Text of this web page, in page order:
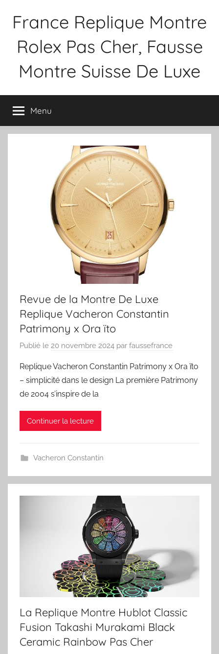
France Replique Montre
Rolex Pas Cher, Fausse
Montre Suisse De Luxe
Menu
Revue de la Montre De Luxe
Replique Vacheron Constantin
Patrimony x Ora ïto
Publié le 20 novembre 2024 par faussefrance
Replique Vacheron Constantin Patrimony x Ora ïto
– simplicité dans le design La première Patrimony
de 2004 s’inspire de la
Continuer la lecture
Vacheron Constantin
La Replique Montre Hublot Classic
Fusion Takashi Murakami Black
Ceramic Rainbow Pas Cher